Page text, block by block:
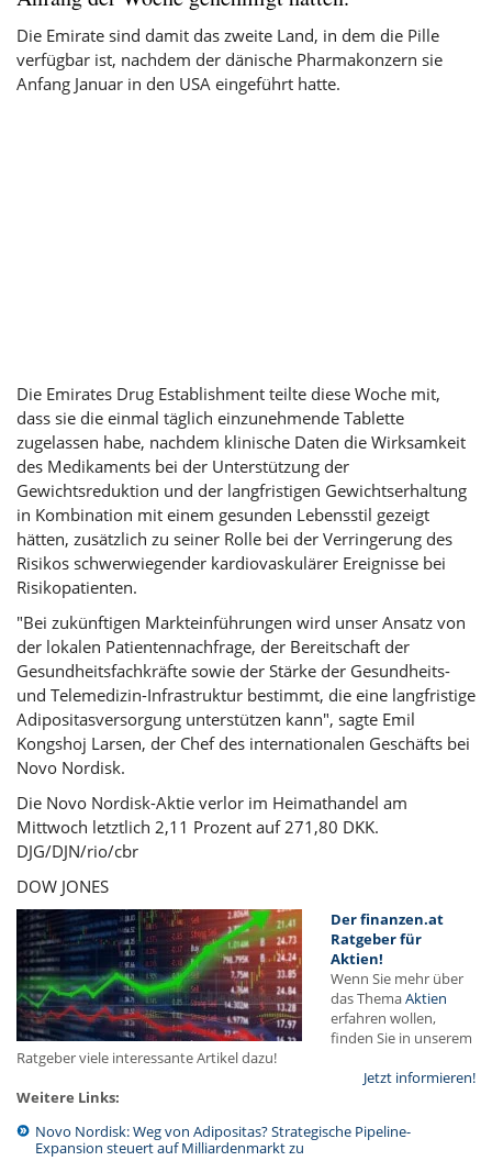
Die Emirate sind damit das zweite Land, in dem die Pille
verfügbar ist, nachdem der dänische Pharmakonzern sie
Anfang Januar in den USA eingeführt hatte.
Die Emirates Drug Establishment teilte diese Woche mit,
dass sie die einmal täglich einzunehmende Tablette
zugelassen habe, nachdem klinische Daten die Wirksamkeit
des Medikaments bei der Unterstützung der
Gewichtsreduktion und der langfristigen Gewichtserhaltung
in Kombination mit einem gesunden Lebensstil gezeigt
hätten, zusätzlich zu seiner Rolle bei der Verringerung des
Risikos schwerwiegender kardiovaskulärer Ereignisse bei
Risikopatienten.
"Bei zukünftigen Markteinführungen wird unser Ansatz von
der lokalen Patientennachfrage, der Bereitschaft der
Gesundheitsfachkräfte sowie der Stärke der Gesundheits-
und Telemedizin-Infrastruktur bestimmt, die eine langfristige
Adipositasversorgung unterstützen kann", sagte Emil
Kongshoj Larsen, der Chef des internationalen Geschäfts bei
Novo Nordisk.
Die Novo Nordisk-Aktie verlor im Heimathandel am
Mittwoch letztlich 2,11 Prozent auf 271,80 DKK.
DJG/DJN/rio/cbr
DOW JONES
Der finanzen.at
Ratgeber für
Aktien!
Wenn Sie mehr über
das ThemaAktien
erfahren wollen,
finden Sie in unserem
Ratgeber viele interessante Artikel dazu!
Jetzt informieren!
Weitere Links:
Novo Nordisk: Weg von Adipositas? Strategische Pipeline-
Expansion steuert auf Milliardenmarkt zu